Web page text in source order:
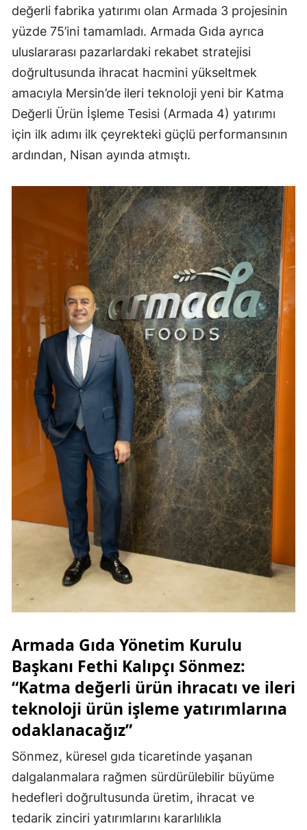
değerli fabrika yatırımı olan Armada 3 projesinin
yüzde 75’ini tamamladı. Armada Gıda ayrıca
uluslararası pazarlardaki rekabet stratejisi
doğrultusunda ihracat hacmini yükseltmek
amacıyla Mersin’de ileri teknoloji yeni bir Katma
Değerli Ürün İşleme Tesisi (Armada 4) yatırımı
için ilk adımı ilk çeyrekteki güçlü performansının
ardından, Nisan ayında atmıştı.
Armada Gıda Yönetim Kurulu
Başkanı Fethi Kalıpçı Sönmez:
“Katma değerli ürün ihracatı ve ileri
teknoloji ürün işleme yatırımlarına
odaklanacağız”
Sönmez, küresel gıda ticaretinde yaşanan
dalgalanmalara rağmen sürdürülebilir büyüme
hedefleri doğrultusunda üretim, ihracat ve
tedarik zinciri yatırımlarını kararlılıkla